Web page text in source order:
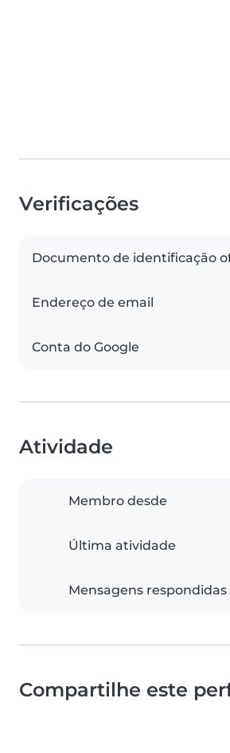
Verificações
Documento de identificação
Endereço de email
Conta do Google
Atividade
Membro desde
Última atividade
Mensagens respondidas
Compartilhe este